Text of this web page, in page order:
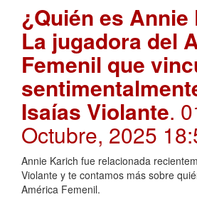
¿Quién es
La jugadora del
Femenil que
Isaías Violante.
Octubre, 2025
Annie Karich fue relacionada
Violante y te contamos más sobre
América Femenil.